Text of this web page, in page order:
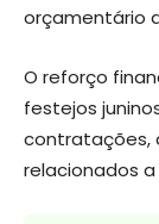
orçamentário
O reforço
festejos
contratações,
relacionados